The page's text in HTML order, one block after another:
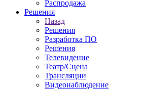
Распродажа
Решения
Назад
Решения
Разработка ПО
Решения
Телевидение
Театр/Сцена
Трансляции
Видеонаблюдение